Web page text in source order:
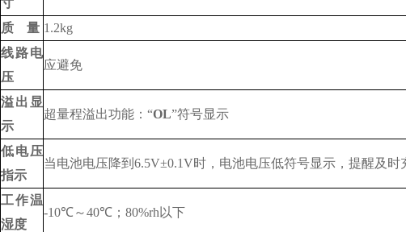
寸
质 量 1.2kg
线路电
压
应避免
溢出显
示
超量程溢出功能：“OL”符号显示
低电压
指示
当电池电压降到6.5V±0.1V时，电池电压低符号显示，提醒及时
工作温
湿度
-10℃～40℃；80%rh以下